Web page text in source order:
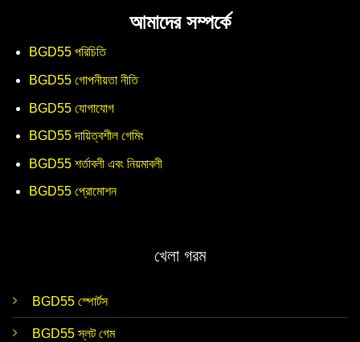
আমাদের সম্পর্কে
BGD55 পরিচিতি
BGD55 গোপনীয়তা নীতি
BGD55 যোগাযোগ
BGD55 দায়িত্বশীল গেমিং
BGD55 শর্তাবলী এবং নিয়মাবলী
BGD55 প্রোমোশন
খেলা গরম
BGD55 স্পোর্টস
BGD55 স্লট গেম